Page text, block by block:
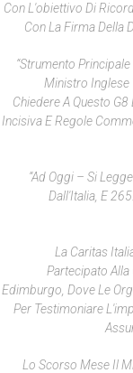
Con L'obiettivo Di
Con La Firma Della
“Strumento
Ministro Inglese
Chiedere A Questo
Incisiva E Regole
“Ad Oggi – Si
Dall'Italia, E
La Caritas
Partecipato
Edimburgo, Dove Le
Per Testimoniare
Lo Scorso Mese Il